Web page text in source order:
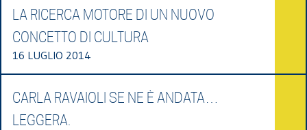
LA RICERCA MOTORE DI UN NUOVO
CONCETTO DI CULTURA
16 LUGLIO 2014
CARLA RAVAIOLI SE NE È ANDATA…
LEGGERA.